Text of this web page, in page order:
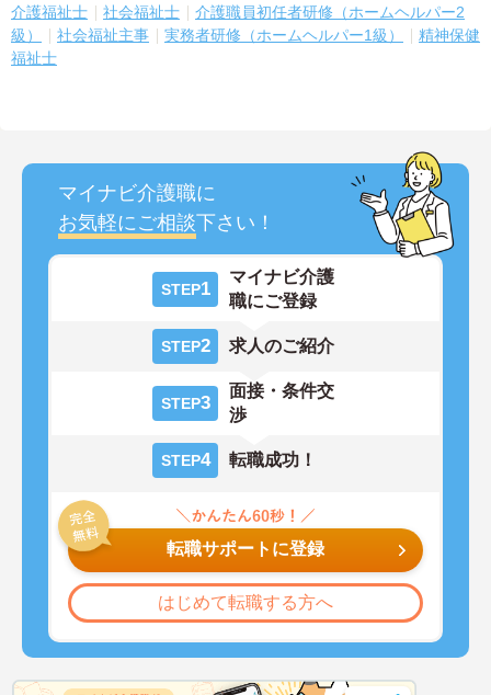
介護福祉士 社会福祉士
介護職員初任者研修（ホームヘルパー2
級）
社会福祉主事 実務者研修（ホームヘルパー1級）
精神保健
福祉士
マイナビ介護職に
お気軽にご相談下さい！
STEP1
マイナビ介護
職にご登録
STEP2 求人のご紹介
STEP3
面接・条件交
渉
STEP4 転職成功！
転職サポートに登録
はじめて転職する方へ